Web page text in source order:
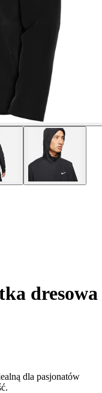
dresowa
dla pasjonatów